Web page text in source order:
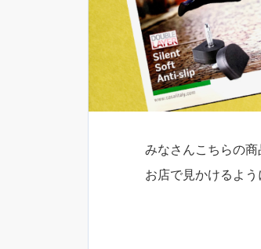
みなさんこちらの
お店で見かけるよう